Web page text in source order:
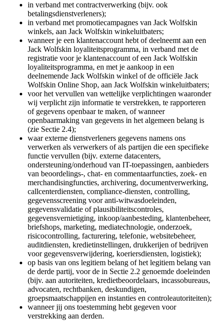
in verband met contractverwerking (bijv. ook
betalingsdienstverleners);
in verband met promotiecampagnes van Jack Wolfskin
winkels, aan Jack Wolfskin winkeluitbaters;
wanneer je een klantenaccount hebt of deelneemt aan een
Jack Wolfskin loyaliteitsprogramma, in verband met de
registratie voor je klantenaccount of een Jack Wolfskin
loyaliteitsprogramma, en met je aankoop in een
deelnemende Jack Wolfskin winkel of de officiële Jack
Wolfskin Online Shop, aan Jack Wolfskin winkeluitbaters;
voor het vervullen van wettelijke verplichtingen waaronder
wij verplicht zijn informatie te verstrekken, te rapporteren
of gegevens openbaar te maken, of wanneer
openbaarmaking van gegevens in het algemeen belang is
(zie Sectie 2.4);
waar externe dienstverleners gegevens namens ons
verwerken als verwerkers of als partijen die een specifieke
functie vervullen (bijv. externe datacenters,
ondersteuning/onderhoud van IT-toepassingen, aanbieders
van beoordelings-, chat- en commentaarfuncties, zoek- en
merchandisingfuncties, archivering, documentverwerking,
callcenterdiensten, compliance-diensten, controlling,
gegevensscreening voor anti-witwasdoeleinden,
gegevensvalidatie of plausibiliteitscontroles,
gegevensvernietiging, inkoop/aanbesteding, klantenbeheer,
briefshops, marketing, mediatechnologie, onderzoek,
risicocontrolling, facturering, telefonie, websitebeheer,
auditdiensten, kredietinstellingen, drukkerijen of bedrijven
voor gegevensverwijdering, koeriersdiensten, logistiek);
op basis van ons legitiem belang of het legitiem belang van
de derde partij, voor de in Sectie 2.2 genoemde doeleinden
(bijv. aan autoriteiten, kredietbeoordelaars, incassobureaus,
advocaten, rechtbanken, deskundigen,
groepsmaatschappijen en instanties en controleautoriteiten);
wanneer jij ons toestemming hebt gegeven voor
verstrekking aan derden.